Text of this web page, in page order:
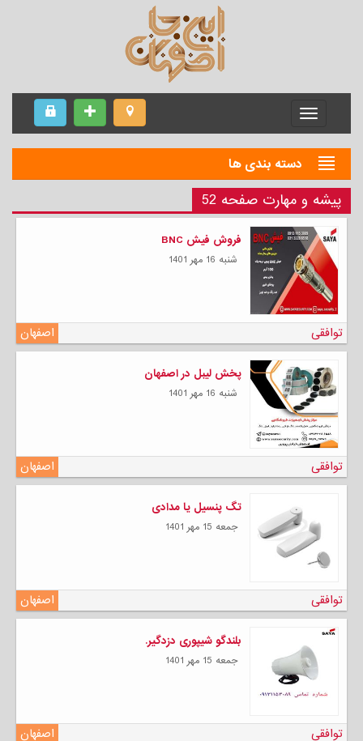
Menu
دسته بندی ها
پیشه و مهارت صفحه 52
فروش فیش BNC
شنبه 16 مهر 1401
اصفهان توافقی
پخش لیبل در اصفهان
شنبه 16 مهر 1401
اصفهان توافقی
تگ پنسیل یا مدادی
جمعه 15 مهر 1401
اصفهان توافقی
بلندگو شیپوری دزدگیر.
جمعه 15 مهر 1401
اصفهان توافقی